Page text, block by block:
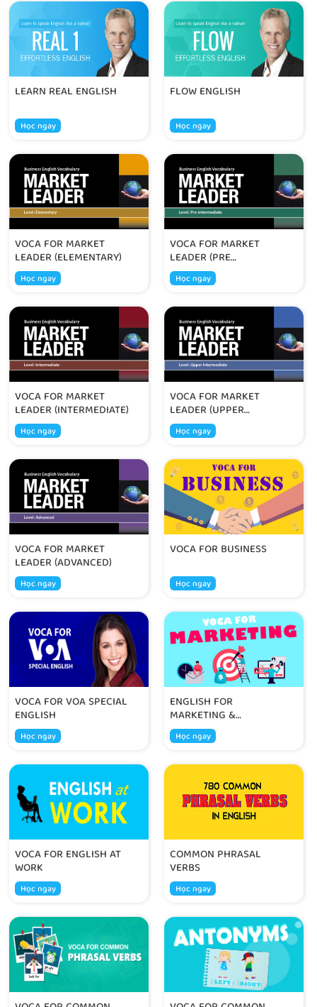
LEARN REAL ENGLISH
Học ngay
FLOW ENGLISH
Học ngay
VOCA FOR MARKET
LEADER (ELEMENTARY)
Học ngay
VOCA FOR MARKET
LEADER (PRE
INTERMEDIATE)
Học ngay
VOCA FOR MARKET
LEADER (INTERMEDIATE)
Học ngay
VOCA FOR MARKET
LEADER (UPPER
INTERMEDIATE)
Học ngay
VOCA FOR MARKET
LEADER (ADVANCED)
Học ngay
VOCA FOR BUSINESS
Học ngay
VOCA FOR VOA SPECIAL
ENGLISH
Học ngay
ENGLISH FOR
MARKETING &
ADVERTISING
Học ngay
VOCA FOR ENGLISH AT
WORK
Học ngay
COMMON PHRASAL
VERBS
Học ngay